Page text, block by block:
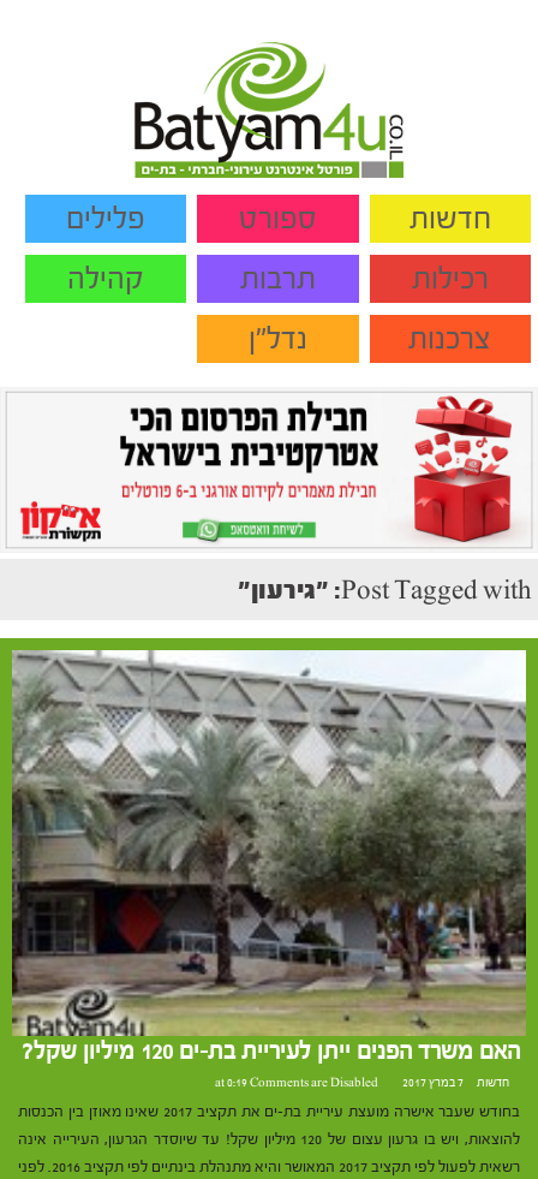
חדשות ספורט
פלילים
רכילות
תרבות
קהילה
צרכנות
נדל"ן
Post Tagged with: "גירעון"
האם משרד הפנים ייתן לעיריית בת-ים 120 מיליון שקל?
חדשות 7 במרץ 2017 at 0:19 Comments are Disabled
בחודש שעבר אישרה מועצת עיריית בת-ים את תקציב 2017 שאינו מאוזן בין הכנסות
להוצאות, ויש בו גרעון עצום של 120 מיליון שקל! עד שיוסדר הגרעון, העירייה אינה
רשאית לפעול לפי תקציב 2017 המאושר והיא מתנהלת בינתיים לפי תקציב 2016. לפני